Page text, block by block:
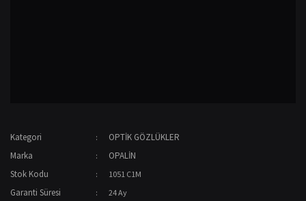
Kategori
OPTİK GÖZLÜKLER
Marka
OPALİN
Stok Kodu
1051 C1M
Garanti Süresi 24 Ay